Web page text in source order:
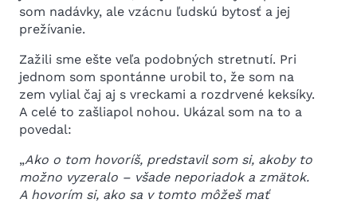
som nadávky, ale vzácnu ľudskú bytosť a jej
prežívanie.
Zažili sme ešte veľa podobných stretnutí. Pri
jednom som spontánne urobil to, že som na
zem vylial čaj aj s vreckami a rozdrvené keksíky.
A celé to zašliapol nohou. Ukázal som na to a
povedal:
„Ako o tom hovoríš, predstavil som si, akoby to
možno vyzeralo – všade neporiadok a zmätok.
A hovorím si, ako sa v tomto môžeš mať